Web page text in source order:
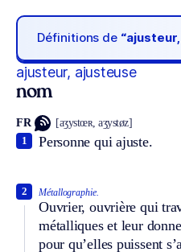
Définitions de
ajusteur, ajusteuse
nom
FR [aʒystœʀ, aʒystøz]
Personne qui ajuste.
1
Métallographie.
Ouvrier, ouvrière qui
métalliques et leur
pour qu’elles puissent
2